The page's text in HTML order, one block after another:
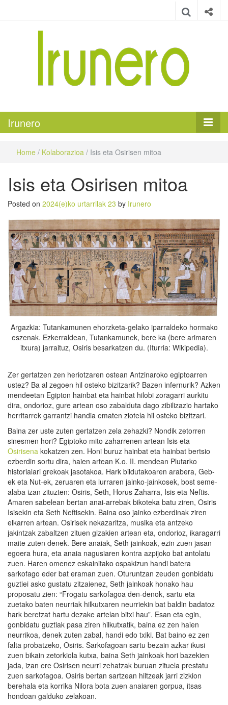
Irunero
Home / Kolaborazioa / Isis eta Osirisen mitoa
Isis eta Osirisen mitoa
Posted on 2024(e)ko urtarrilak 23 by Irunero
Argazkia: Tutankamunen ehorzketa-gelako iparraldeko hormako
eszenak. Ezkerraldean, Tutankamunek, bere ka (bere arimaren
itxura) jarraituz, Osiris besarkatzen du. (Iturria: Wikipedia).
Zer gertatzen zen heriotzaren ostean Antzinaroko egiptoarren
ustez? Ba al zegoen hil osteko bizitzarik? Bazen infernurik? Azken
mendeetan Egipton hainbat eta hainbat hilobi zoragarri aurkitu
dira, ondorioz, gure artean oso zabalduta dago zibilizazio hartako
herritarrek garrantzi handia ematen ziotela hil osteko bizitzari.
Baina zer uste zuten gertatzen zela zehazki? Nondik zetorren
sinesmen hori? Egiptoko mito zaharrenen artean Isis eta
Osirisena kokatzen zen. Honi buruz hainbat eta hainbat bertsio
ezberdin sortu dira, haien artean K.o. II. mendean Plutarko
historialari grekoak jasotakoa. Hark bildutakoaren arabera, Geb-
ek eta Nut-ek, zeruaren eta lurraren jainko-jainkosek, bost seme-
alaba izan zituzten: Osiris, Seth, Horus Zaharra, Isis eta Neftis.
Amaren sabelean bertan anai-arrebak bikoteka batu ziren, Osiris
Isisekin eta Seth Neftisekin. Baina oso jainko ezberdinak ziren
elkarren artean. Osirisek nekazaritza, musika eta antzeko
jakintzak zabaltzen zituen gizakien artean eta, ondorioz, ikaragarri
maite zuten denek. Bere anaiak, Seth jainkoak, ezin zuen jasan
egoera hura, eta anaia nagusiaren kontra azpijoko bat antolatu
zuen. Haren omenez eskainitako ospakizun handi batera
sarkofago eder bat eraman zuen. Oturuntzan zeuden gonbidatu
guztiei asko gustatu zitzaienez, Seth jainkoak honako hau
proposatu zien: “Frogatu sarkofagoa den-denok, sartu eta
zuetako baten neurriak hilkutxaren neurriekin bat baldin badatoz
hark beretzat hartu dezake artelan bitxi hau”. Esan eta egin,
gonbidatu guztiak pasa ziren hilkutxatik, baina ez zen haien
neurrikoa, denek zuten zabal, handi edo txiki. Bat baino ez zen
falta probatzeko, Osiris. Sarkofagoan sartu bezain azkar ikusi
zuen bikain zetorkiola kutxa, baina Seth jainkoak hori bazekien
jada, izan ere Osirisen neurri zehatzak buruan zituela prestatu
zuen sarkofagoa. Osiris bertan sartzean hiltzeak jarri zizkion
berehala eta korrika Nilora bota zuen anaiaren gorpua, itsas
hondoan galduko zelakoan.